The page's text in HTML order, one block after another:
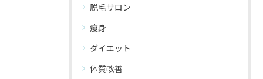
脱毛サロン
瘦身
ダイエット
体質改善